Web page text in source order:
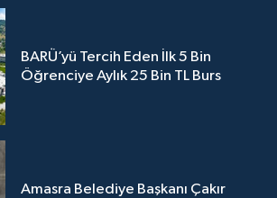
BARÜ’yü Tercih Eden İlk 5 Bin
Öğrenciye Aylık 25 Bin TL Burs
Amasra Belediye Başkanı Çakır